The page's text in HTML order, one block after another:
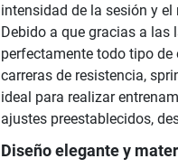
intensidad de la sesión y
Debido a que gracias a las
perfectamente todo tipo
carreras de resistencia,
ideal para realizar
ajustes preestablecidos,
Diseño elegante y